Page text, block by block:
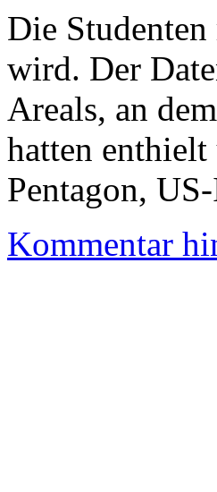
Die
wird. Der
Areals, an
hatten enthielt
Pentagon,
Kommentar